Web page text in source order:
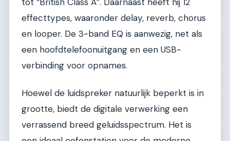
effecttypes, waaronder delay, reverb, chorus
en looper. De 3-band EQ is aanwezig, net als
een hoofdtelefoonuitgang en een USB-
verbinding voor opnames.
Hoewel de luidspreker natuurlijk beperkt is in
grootte, biedt de digitale verwerking een
verrassend breed geluidsspectrum. Het is